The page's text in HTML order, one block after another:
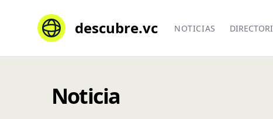
descubre.vc NOTICIAS
Noticia